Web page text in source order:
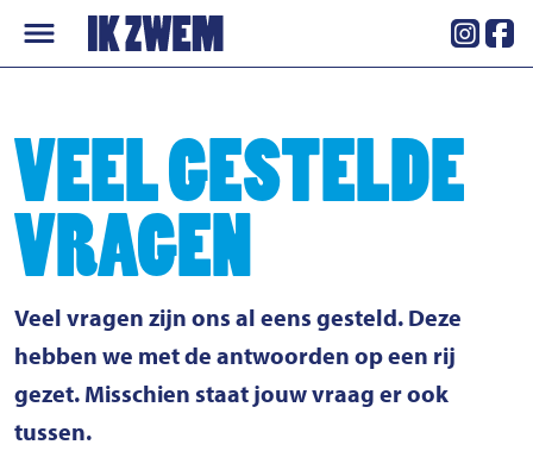
Skip
to
VEEL GESTELDE
VRAGEN
Veel vragen zijn ons al eens gesteld. Deze
hebben we met de antwoorden op een rij
gezet. Misschien staat jouw vraag er ook
tussen.